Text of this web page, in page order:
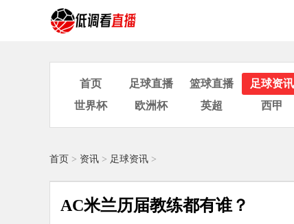
首页 足球直播 篮球直播 足球资讯
世界杯
欧洲杯 英超 西甲
首页 > 资讯 > 足球资讯 >
AC米兰历届教练都有谁？